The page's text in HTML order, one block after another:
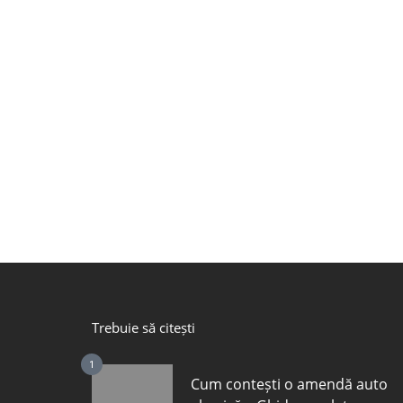
Trebuie să citești
1
Cum contești o amendă auto